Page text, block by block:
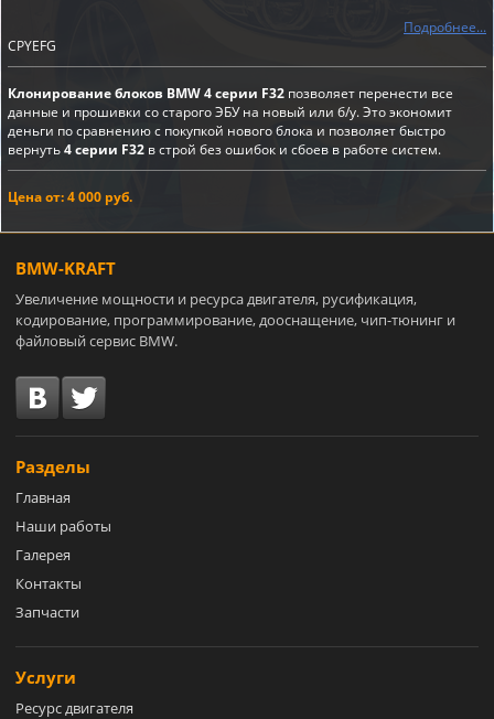
Подробнее...
CPYEFG
Клонирование блоков BMW 4 серии F32 позволяет перенести все
данные и прошивки со старого ЭБУ на новый или б/у. Это экономит
деньги по сравнению с покупкой нового блока и позволяет быстро
вернуть4 серии F32 в строй без ошибок и сбоев в работе систем.
Цена от: 4 000 руб.
BMW-KRAFT
Увеличение мощности и ресурса двигателя, русификация,
кодирование, программирование, дооснащение, чип-тюнинг и
файловый сервис BMW.
Разделы
Главная
Наши работы
Галерея
Контакты
Запчасти
Услуги
Ресурс двигателя